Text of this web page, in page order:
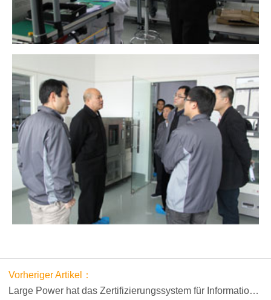
Vorheriger Artikel：
Large Power hat das Zertifizierungssystem für Information